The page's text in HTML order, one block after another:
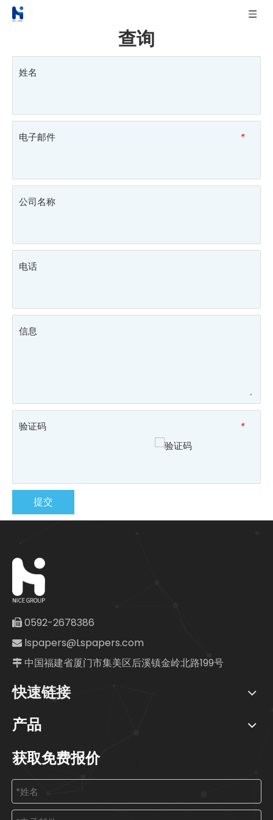
查询
姓名
*
电子邮件
公司名称
电话
信息
*
验证码
提交
 0592-2678386
 lspapers@Lspapers.com
 中国福建省厦门市集美区后溪镇金岭北路199号
快速链接
产品
获取免费报价